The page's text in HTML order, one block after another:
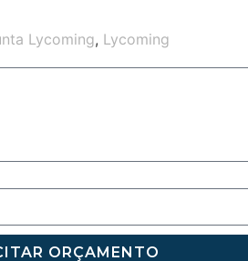
Lycoming, Lycoming
ORÇAMENTO